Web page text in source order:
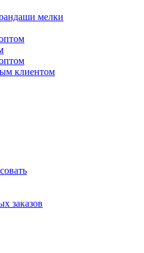
мелки
клиентом
заказов